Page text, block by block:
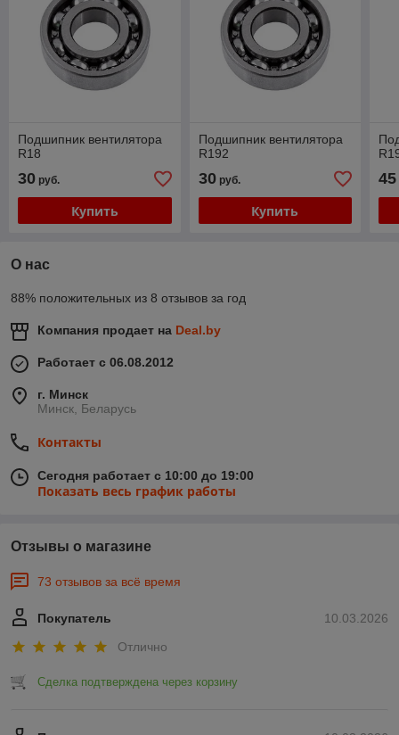
Подшипник вентилятора
R18
30 руб.
Купить
Подшипник вентилятора
R192
30руб.
Купить
45
О нас
88% положительных из 8 отзывов за год
Компания продает на Deal.by
Работает с 06.08.2012
г. Минск
Минск, Беларусь
Контакты
Сегодня работает с 10:00 до 19:00
Показать весь график работы
Отзывы о магазине
73 отзывов за всё время
10.03.2026
Покупатель
Отлично
Сделка подтверждена через корзину